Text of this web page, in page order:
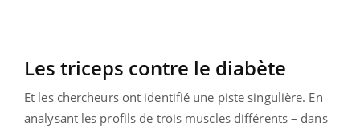
Les triceps contre le diabète
Et les chercheurs ont identifié une piste singulière. En
analysant les profils de trois muscles différents – dans